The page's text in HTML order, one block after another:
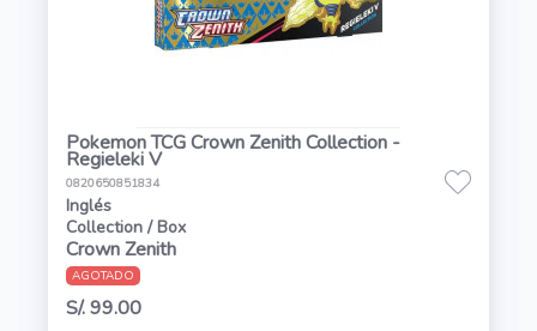
Pokemon TCG Crown Zenith Collection -
Regieleki V
0820650851834
Inglés
Collection / Box
Crown Zenith
AGOTADO
S/. 99.00